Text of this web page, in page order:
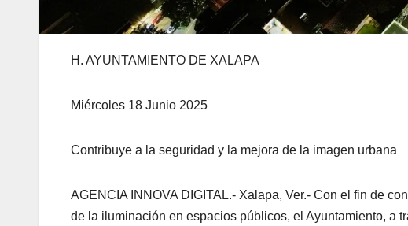
H. AYUNTAMIENTO DE XALAPA
Miércoles 18 Junio 2025
Contribuye a la seguridad y la mejora de la imagen urbana
AGENCIA INNOVA DIGITAL.- Xalapa, Ver.- Con el fin de
de la iluminación en espacios públicos, el Ayuntamiento, a